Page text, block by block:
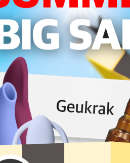
예상치 못한 에러입니다.